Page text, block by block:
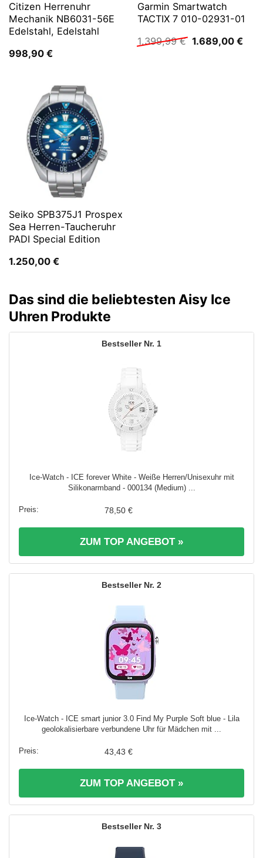
Citizen Herrenuhr
Mechanik NB6031-56E
Edelstahl, Edelstahl
998,90 €
Garmin Smartwatch
TACTIX 7 010-02931-01
1.399,99€ Ursprünglicher
1.689,00 €
Seiko SPB375J1 Prospex
Sea Herren-Taucheruhr
PADI Special Edition
1.250,00 €
Das sind die beliebtesten Aisy Ice
Uhren Produkte
1
Ice-Watch - ICE forever White - Weiße Herren/Unisexuhr mit
Silikonarmband - 000134 (Medium) ...
78,50 €
ZUM TOP ANGEBOT »
2
Ice-Watch - ICE smart junior 3.0 Find My Purple Soft blue - Lila
geolokalisierbare verbundene Uhr für Mädchen mit ...
43,43 €
ZUM TOP ANGEBOT »
3